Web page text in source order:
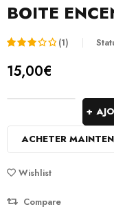
BOITE
sur
basé
notation
client
(1)
15,00€
ACHETER
Wishlist
Compare